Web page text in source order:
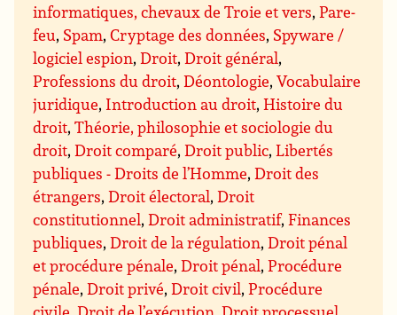
informatiques, chevaux de Troie et vers,Pare-
feu, Spam,Cryptage des données, Spyware /
logiciel espion,Droit,Droit général,
Professions du droit,Déontologie,Vocabulaire
juridique, Introduction au droit,Histoire du
droit,Théorie, philosophie et sociologie du
droit,Droit comparé,Droit public,Libertés
publiques - Droits de l’Homme,Droit des
étrangers,Droit électoral,Droit
constitutionnel,Droit administratif,Finances
publiques,Droit de la régulation,Droit pénal
et procédure pénale,Droit pénal,Procédure
pénale,Droit privé,Droit civil,Procédure